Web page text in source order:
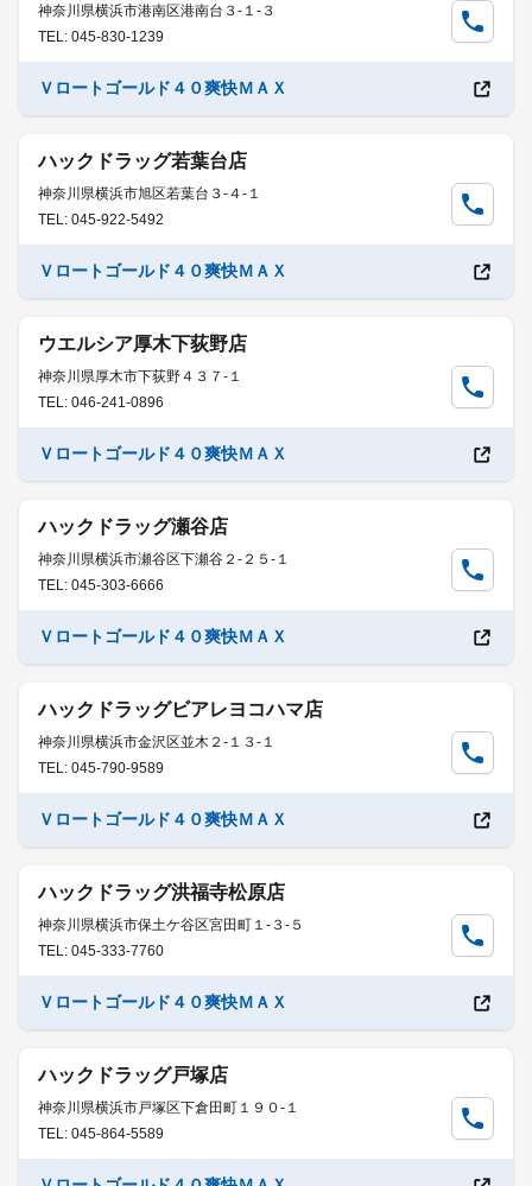
神奈川県横浜市港南区港南台３-１-３
TEL: 045-830-1239
Ｖロートゴールド４０爽快ＭＡＸ
ハックドラッグ若葉台店
神奈川県横浜市旭区若葉台３-４-１
TEL: 045-922-5492
Ｖロートゴールド４０爽快ＭＡＸ
ウエルシア厚木下荻野店
神奈川県厚木市下荻野４３７-１
TEL: 046-241-0896
Ｖロートゴールド４０爽快ＭＡＸ
ハックドラッグ瀬谷店
神奈川県横浜市瀬谷区下瀬谷２-２５-１
TEL: 045-303-6666
Ｖロートゴールド４０爽快ＭＡＸ
ハックドラッグビアレヨコハマ店
神奈川県横浜市金沢区並木２-１３-１
TEL: 045-790-9589
Ｖロートゴールド４０爽快ＭＡＸ
ハックドラッグ洪福寺松原店
神奈川県横浜市保土ケ谷区宮田町１-３-５
TEL: 045-333-7760
Ｖロートゴールド４０爽快ＭＡＸ
ハックドラッグ戸塚店
神奈川県横浜市戸塚区下倉田町１９０-１
TEL: 045-864-5589